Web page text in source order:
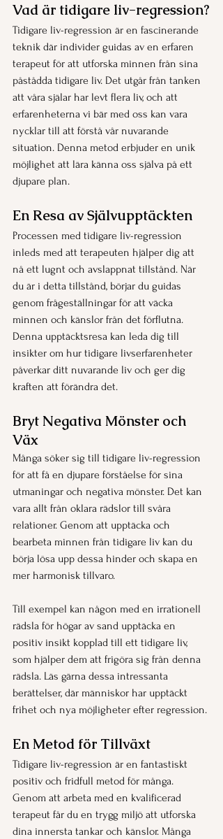
Vad är tidigare liv-regression?
Tidigare liv-regression är en fascinerande
teknik där individer guidas av en erfaren
terapeut för att utforska minnen från sina
påstådda tidigare liv. Det utgår från tanken
att våra själar har levt flera liv, och att
erfarenheterna vi bär med oss kan vara
nycklar till att förstå vår nuvarande
situation. Denna metod erbjuder en unik
möjlighet att lära känna oss själva på ett
djupare plan.
En Resa av Självupptäckten
Processen med tidigare liv-regression
inleds med att terapeuten hjälper dig att
nå ett lugnt och avslappnat tillstånd. När
du är i detta tillstånd, börjar du guidas
genom frågeställningar för att väcka
minnen och känslor från det förflutna.
Denna upptäcktsresa kan leda dig till
insikter om hur tidigare livserfarenheter
påverkar ditt nuvarande liv och ger dig
kraften att förändra det.
Bryt Negativa Mönster och
Väx
Många söker sig till tidigare liv-regression
för att få en djupare förståelse för sina
utmaningar och negativa mönster. Det kan
vara allt från oklara rädslor till svåra
relationer. Genom att upptäcka och
bearbeta minnen från tidigare liv kan du
börja lösa upp dessa hinder och skapa en
mer harmonisk tillvaro.
Till exempel kan någon med en irrationell
rädsla för högar av sand upptäcka en
positiv insikt kopplad till ett tidigare liv,
som hjälper dem att frigöra sig från denna
rädsla. Läs gärna dessa intressanta
berättelser, där människor har upptäckt
frihet och nya möjligheter efter regression.
En Metod för Tillväxt
Tidigare liv-regression är en fantastiskt
positiv och fridfull metod för många.
Genom att arbeta med en kvalificerad
terapeut får du en trygg miljö att utforska
dina innersta tankar och känslor. Många